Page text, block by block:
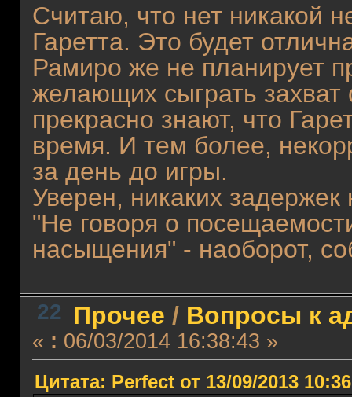
Считаю, что нет никакой
Гаретта. Это будет
Рамиро же не планирует
желающих сыграть
прекрасно знают, что
время. И тем более,
за день до игры.
Уверен, никаких задержек
"Не говоря о
насыщения" - наоборот,
22 Прочее / Вопросы к
« : 06/03/2014 16:38:43 »
Цитата: Perfect от 13/09/2013